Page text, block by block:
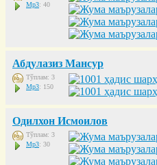
Mp3: 40
Абдулазиз Мансур
Тўплам: 3
Mp3: 150
Одилхон Исмоилов
Тўплам: 3
Mp3: 30